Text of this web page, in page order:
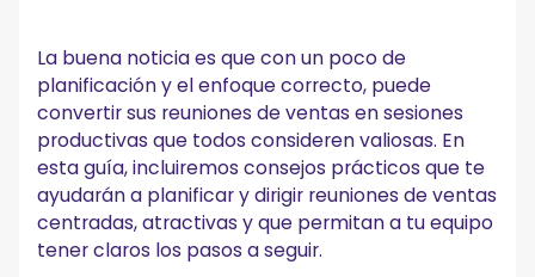
6. Obtenga los datos de ventas que necesita antes de su
reunión
7. Sea flexible cuando sea necesario
Cómo los gerentes de ventas pueden organizar una
reunión productiva
1. Proporcione una actualización sobre el objetivo principal
del equipo de ventas
2. Equilibre la retroalimentación positiva y constructiva
3. Fomente la participación de su equipo de ventas
La buena noticia es que con un poco de
planificación y el enfoque correcto, puede
convertir sus reuniones de ventas en sesiones
productivas que todos consideren valiosas. En
esta guía, incluiremos consejos prácticos que te
ayudarán a planificar y dirigir reuniones de ventas
centradas, atractivas y que permitan a tu equipo
tener claros los pasos a seguir.